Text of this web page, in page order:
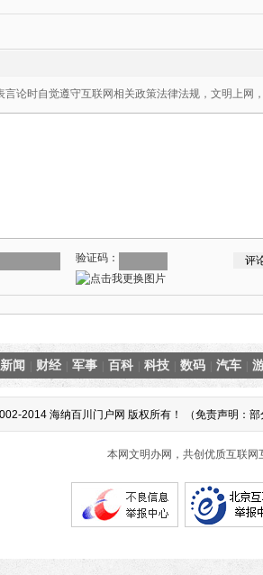
言论时自觉遵守互联网相关政策法律法规，文明上网
验证码：
新闻 财经 军事 百科 科技 数码 汽车
2014 海纳百川门户网 版权所有！ （免责声明：
本网文明办网，共创优质互联